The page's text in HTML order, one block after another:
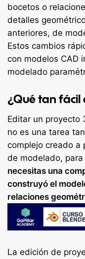
bocetos o
detalles
anteriores, de
Estos cambios
con modelos CAD
modelado
¿Qué tan fácil
Editar un proyecto
no es una tarea
complejo creado a
de modelado,
necesitas una
construyó el
relaciones
La edición de